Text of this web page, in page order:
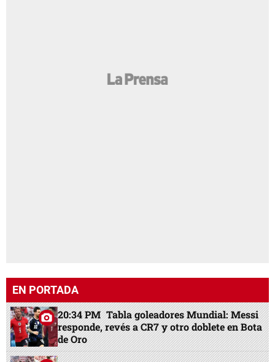
EN PORTADA
20:34 PM Tabla goleadores Mundial: Messi
responde, revés a CR7 y otro doblete en Bota
de Oro